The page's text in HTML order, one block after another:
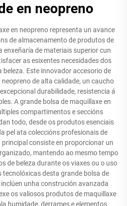
en neopreno
en neopreno representa un avance
de almacenamento de produtos de
enxeñaría de materiais superior cun
as esixentes necesidades dos
Este innovador accesorio de
de alta calidade, un caucho
durabilidade, resistencia á
A grande bolsa de maquillaxe en
compartimentos e seccións
todo, desde os produtos esenciais
pel ata coleccións profesionais de
consiste en proporcionar un
mantendo ao mesmo tempo
de beleza durante os viaxes ou o uso
desta grande bolsa de
unha construción avanzada
os valiosos produtos de maquillaxe
humidade, derrames e elementos